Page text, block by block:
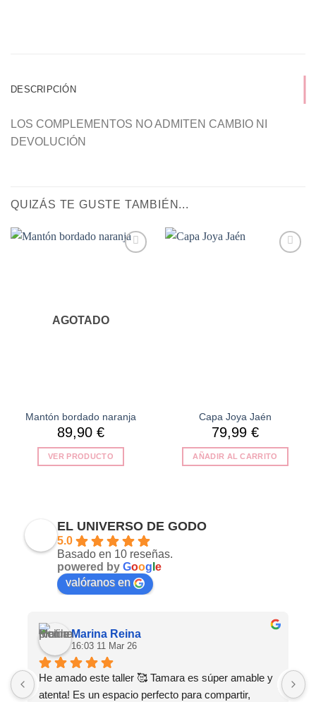
DESCRIPCIÓN
LOS COMPLEMENTOS NO ADMITEN CAMBIO NI
DEVOLUCIÓN
QUIZÁS TE GUSTE TAMBIÉN...
AGOTADO
Mantón bordado naranja
89,90 €
VER PRODUCTO
Capa Joya Jaén
79,99 €
AÑADIR AL CARRITO
EL UNIVERSO DE GODO
5.0
Basado en 10 reseñas.
powered by Goog e
valóranos en
Marina Reina
16:03 11 Mar 26
He amado este taller 🥰 Tamara es súper amable y
atenta! Es un espacio perfecto para compartir,